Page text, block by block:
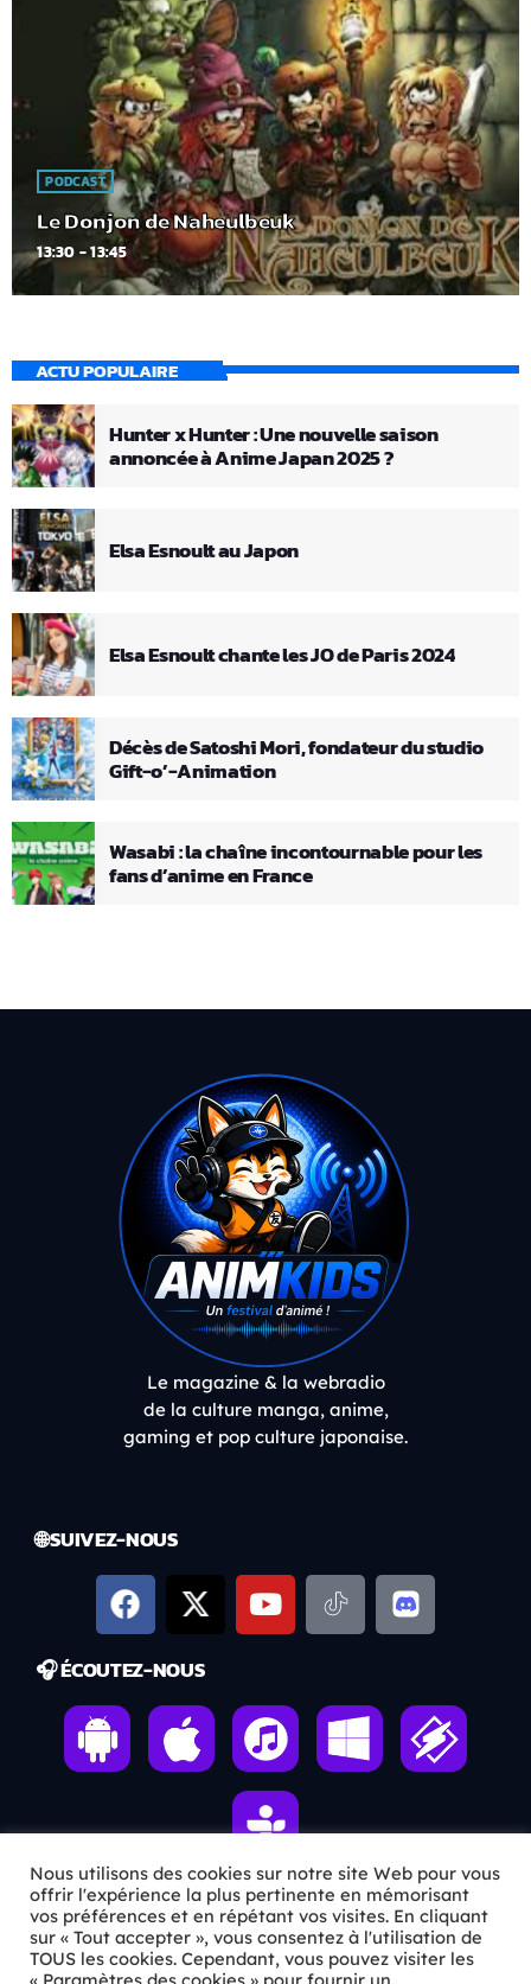
PODCAST
Le Donjon de Naheulbeuk
13:30 - 13:45
ACTU POPULAIRE
Hunter x Hunter : Une nouvelle saison
annoncée à Anime Japan 2025 ?
Elsa Esnoult au Japon
Elsa Esnoult chante les JO de Paris 2024
Décès de Satoshi Mori, fondateur du studio
Gift-o’-Animation
Wasabi : la chaîne incontournable pour les
fans d’anime en France
Le magazine & la webradio
de la culture manga, anime,
gaming et pop culture japonaise.
🌐 SUIVEZ-NOUS
🎧 ÉCOUTEZ-NOUS
ℹ️ INFOS PRATIQUES
Nous utilisons des cookies sur notre site Web pour vous
offrir l'expérience la plus pertinente en mémorisant
vos préférences et en répétant vos visites. En cliquant
sur « Tout accepter », vous consentez à l'utilisation de
TOUS les cookies. Cependant, vous pouvez visiter les